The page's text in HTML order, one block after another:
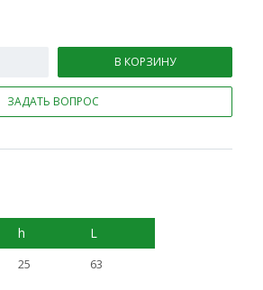
В КОРЗИНУ
ЗАДАТЬ ВОПРОС
h L
25 63